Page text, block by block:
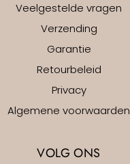
Veelgestelde vragen
Verzending
Garantie
Retourbeleid
Privacy
Algemene voorwaarden
VOLG ONS